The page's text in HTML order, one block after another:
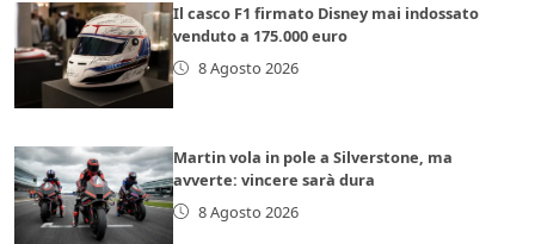
Il casco F1 firmato Disney mai indossato
venduto a 175.000 euro
8 Agosto 2026
Martin vola in pole a Silverstone, ma
avverte: vincere sarà dura
8 Agosto 2026